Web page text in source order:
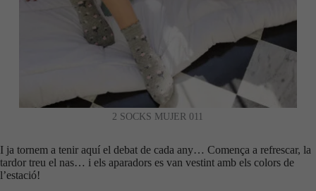
2 SOCKS MUJER 011
I ja tornem a tenir aquí el debat de cada any… Comença a refrescar, la
tardor treu el nas… i els aparadors es van vestint amb els colors de
l’estació!